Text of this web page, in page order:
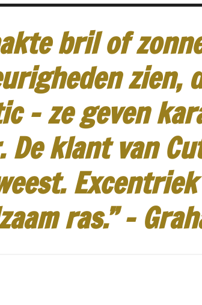
bril of
zien,
- ze geven
De klant van
ras.” -